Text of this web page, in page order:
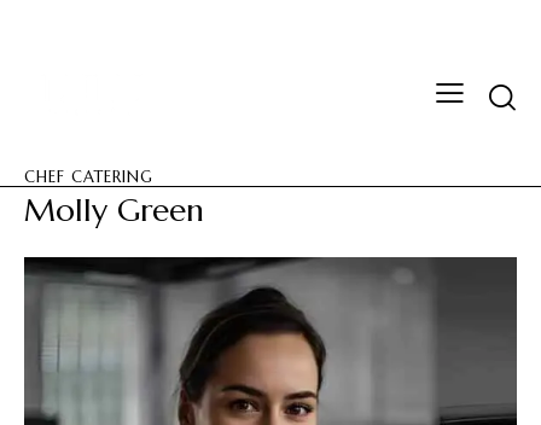
CHEF CATERING
Molly Green